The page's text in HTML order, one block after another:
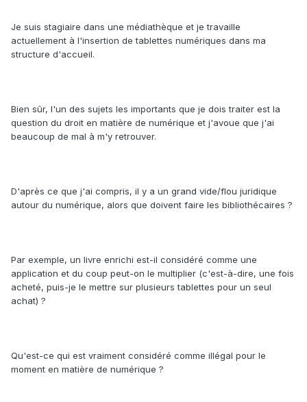
Je suis stagiaire dans une médiathèque et je travaille
actuellement à l'insertion de tablettes numériques dans ma
structure d'accueil.
Bien sûr, l'un des sujets les importants que je dois traiter est la
question du droit en matière de numérique et j'avoue que j'ai
beaucoup de mal à m'y retrouver.
D'après ce que j'ai compris, il y a un grand vide/flou juridique
autour du numérique, alors que doivent faire les bibliothécaires ?
Par exemple, un livre enrichi est-il considéré comme une
application et du coup peut-on le multiplier (c'est-à-dire, une fois
acheté, puis-je le mettre sur plusieurs tablettes pour un seul
achat) ?
Qu'est-ce qui est vraiment considéré comme illégal pour le
moment en matière de numérique ?